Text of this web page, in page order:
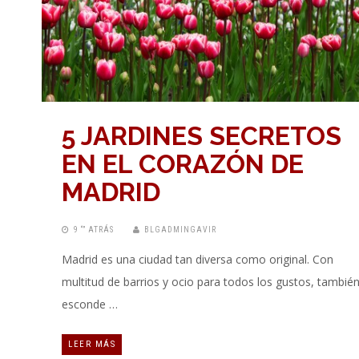
5 JARDINES SECRETOS
EN EL CORAZÓN DE
MADRID
9 “” ATRÁS BLGADMINGAVIR
Madrid es una ciudad tan diversa como original. Con
multitud de barrios y ocio para todos los gustos, también
esconde …
LEER MÁS